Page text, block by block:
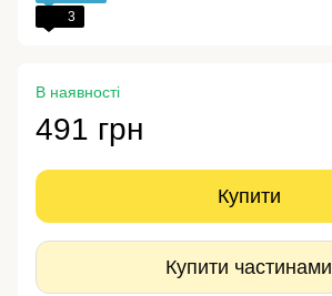
3
В наявності
491 грн
Купити
Купити частинами